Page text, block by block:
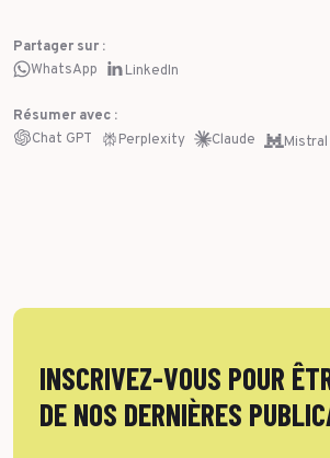
Partager sur :
WhatsApp
LinkedIn
Résumer avec :
Chat GPT
Perplexity Claude Mistral
INSCRIVEZ-VOUS POUR
DE NOS DERNIÈRES